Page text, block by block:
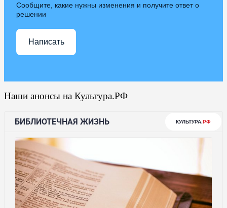
Сообщите, какие нужны изменения и получите ответ о
решении
Написать
Наши анонсы на Культура.РФ